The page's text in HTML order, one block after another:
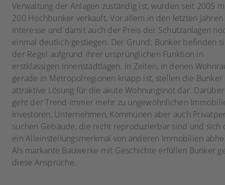
Verwaltung der Anlagen zuständig ist, wurden seit 2005
200 Hochbunker verkauft. Vor allem in den letzten Jahren
Interesse und damit auch der Preis der Schutzanlagen
einmal deutlich gestiegen. Der Grund: Bunker befinden
der Regel aufgrund ihrer ursprünglichen Funktion in
erstklassigen Innenstadtlagen. In Zeiten, in denen
gerade in Metropolregionen knapp ist, stellen die Bunker
attraktive Lösung für die akute Wohnungsnot dar.
geht der Trend immer mehr zu ungewöhnlichen
Investoren, Unternehmen, Kommunen aber auch
suchen Gebäude, die nicht reproduzierbar sind und sich
ein Alleinstellungsmerkmal von anderen Immobilien
Als markante Bauwerke mit Geschichte erfüllen Bunker
diese Ansprüche.